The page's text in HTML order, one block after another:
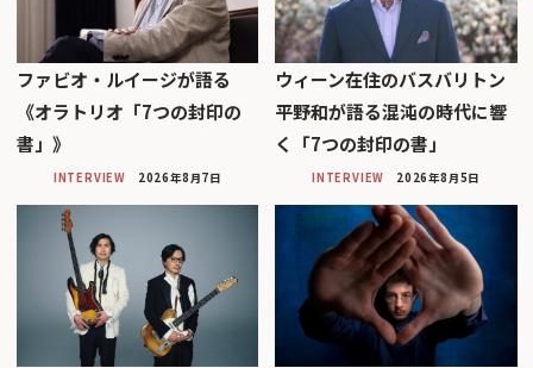
ファビオ・ルイージが語る
《オラトリオ「7つの封印の
書」》
INTERVIEW 2026年8月7日
ウィーン在住のバスバリトン
平野和が語る混沌の時代に響
く「7つの封印の書」
INTERVIEW 2026年8月5日